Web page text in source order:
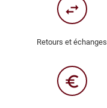
swap_horiz
Retours et échanges
euro_symbol